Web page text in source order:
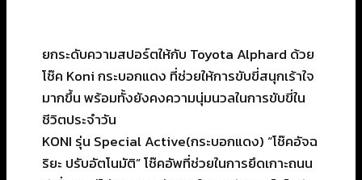
ยกระดับความสปอร์ตให้กับ Toyota Alphard ด้วย
โช๊ค Koni กระบอกแดง ที่ช่วยให้การขับขี่สนุกเร้าใจ
มากขึ้น พร้อมทั้งยังคงความนุ่มนวลในการขับขี่ใน
ชีวิตประจำวัน
KONI รุ่น Special Active(กระบอกแดง) “โช๊คอัจฉ
ริยะ ปรับอัตโนมัติ” โช๊คอัพที่ช่วยในการยึดเกาะถนน